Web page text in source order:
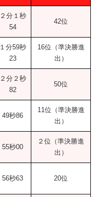
２分１秒
54
42位
１分59秒
23
16位（準決勝進
出）
２分２秒
82
50位
49秒86
11位（準決勝進
出）
55秒00
２位（準決勝進
出）
56秒63 20位